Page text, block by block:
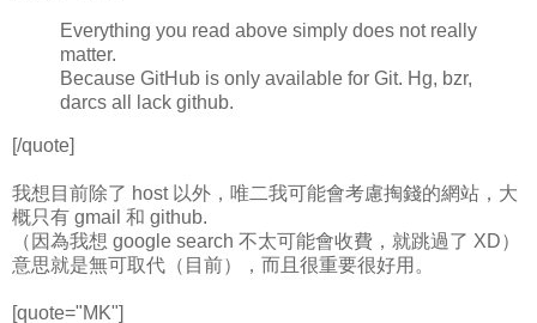
Everything you read above simply does not really
matter.
Because GitHub is only available for Git. Hg, bzr,
darcs all lack github.
[/quote]
我想目前除了 host 以外，唯二我可能會考慮掏錢的網站，大
概只有 gmail 和 github.
（因為我想 google search 不太可能會收費，就跳過了 XD）
意思就是無可取代（目前），而且很重要很好用。
[quote="MK"]